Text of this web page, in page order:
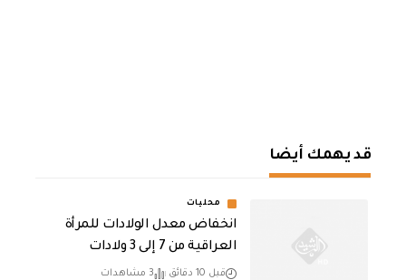
قد يهمك أيضا
محليات
انخفاض معدل الولادات للمرأة
العراقية من 7 إلى 3 ولادات
قبل 10 دقائق 3 مشاهدات